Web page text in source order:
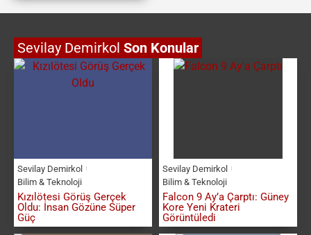
Sevilay Demirkol Son Konular
Sevilay Demirkol
Bilim & Teknoloji
Kızılötesi Görüş Gerçek
Oldu: İnsan Gözüne Süper
Güç
Sevilay Demirkol
Bilim & Teknoloji
Falcon 9 Ay’a Çarptı: Güney
Kore Yeni Krateri
Görüntüledi